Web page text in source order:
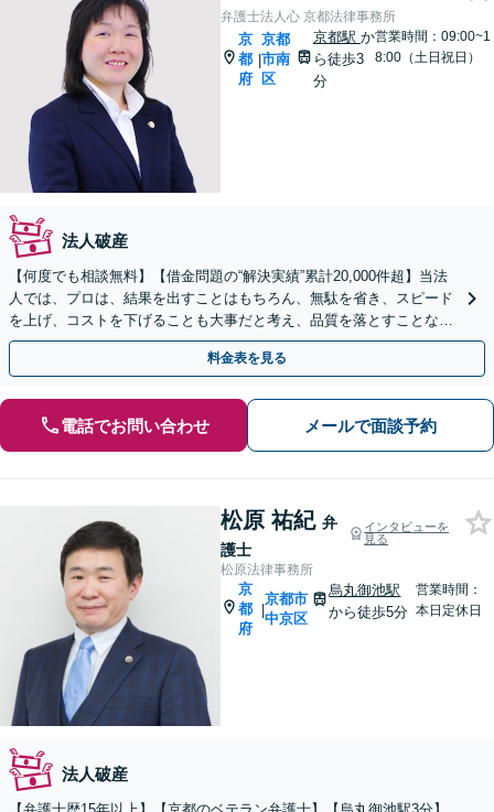
弁護士法人心 京都法律事務所
京
都
府
|
京都
市南
区
京都駅か
ら徒歩3
分
営業時間：09:00~1
8:00（土日祝日）
法人破産
【何度でも相談無料】【借金問題の“解決実績”累計20,000件超】当法
人では、プロは、結果を出すことはもちろん、無駄を省き、スピード
を上げ、コストを下げることも大事だと考え、品質を落とすことな
く、費用を可能な限り安くすることにこだわります。
料金表を見る
電話でお問い合わせ メールで面談予約
松原 祐紀 弁
護士
インタビューを
見る
松原法律事務所
京
都
府
|
京都市
中京区
烏丸御池駅
から徒歩5分
営業時間：
本日定休日
法人破産